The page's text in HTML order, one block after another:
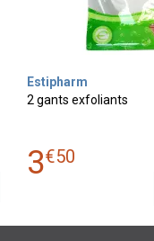
Estipharm
2 gants exfoliants
3€50